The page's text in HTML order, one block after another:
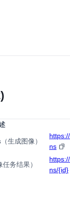
生成图像）
ns
务结果）
ns/{id}